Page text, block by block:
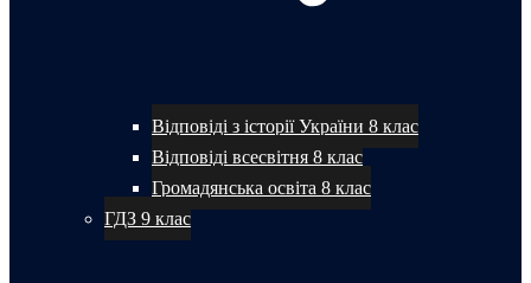
Відповіді з історії України 8 клас
Відповіді всесвітня 8 клас
Громадянська освіта 8 клас
ГДЗ 9 клас